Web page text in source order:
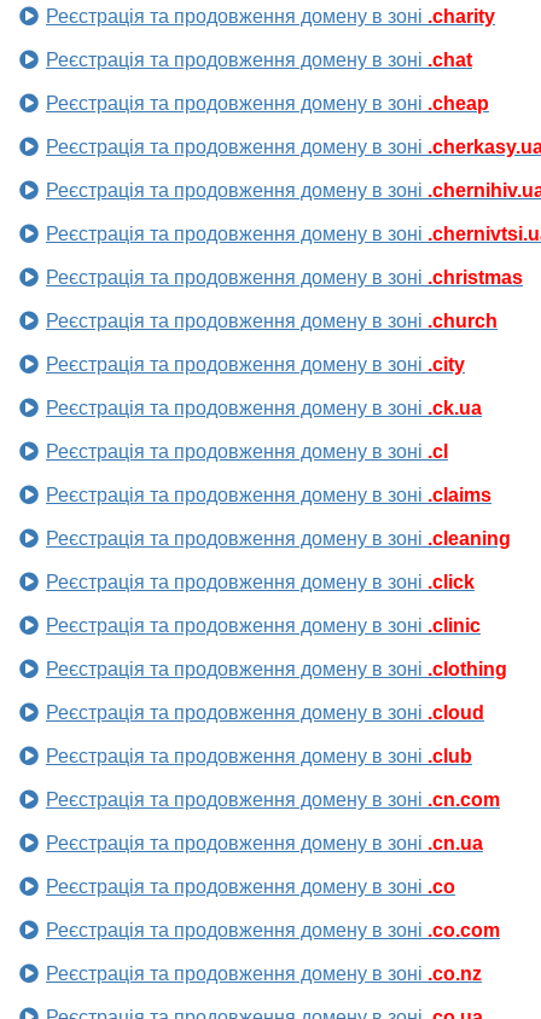
Реєстрація та продовження домену в зоні .charity
Реєстрація та продовження домену в зоні .chat
Реєстрація та продовження домену в зоні .cheap
Реєстрація та продовження домену в зоні
Реєстрація та продовження домену в зоні
Реєстрація та продовження домену в зоні
Реєстрація та продовження домену в зоні .christmas
Реєстрація та продовження домену в зоні .church
Реєстрація та продовження домену в зоні .city
Реєстрація та продовження домену в зоні .ck.ua
Реєстрація та продовження домену в зоні .cl
Реєстрація та продовження домену в зоні .claims
Реєстрація та продовження домену в зоні .cleaning
Реєстрація та продовження домену в зоні .click
Реєстрація та продовження домену в зоні .clinic
Реєстрація та продовження домену в зоні .clothing
Реєстрація та продовження домену в зоні .cloud
Реєстрація та продовження домену в зоні .club
Реєстрація та продовження домену в зоні .cn.com
Реєстрація та продовження домену в зоні .cn.ua
Реєстрація та продовження домену в зоні .co
Реєстрація та продовження домену в зоні .co.com
Реєстрація та продовження домену в зоні .co.nz